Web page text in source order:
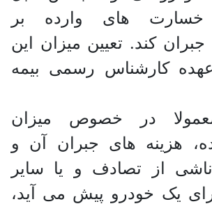
های وارده بر
کند. تعیین میزان این
کارشناس رسمی بیمه
در خصوص میزان
هزینه های جبران آن و
از تصادف و یا سایر
یک خودرو پیش می آید،